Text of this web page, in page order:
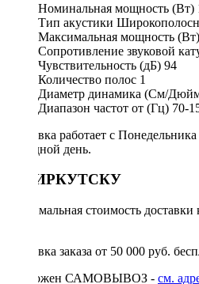
Номинальная мощность (Вт)
Тип акустики
Максимальная мощность (Вт)
Сопротивление звуковой
Чувствительность (дБ) 94
Количество полос 1
Диаметр динамика (См/
Диапазон частот от (Гц) 70-
Доставка работает с
выходной день.
ПО ИРКУТСКУ
Минимальная стоимость
Доставка заказа от 50 000 руб.
Возможен САМОВЫВОЗ - см.